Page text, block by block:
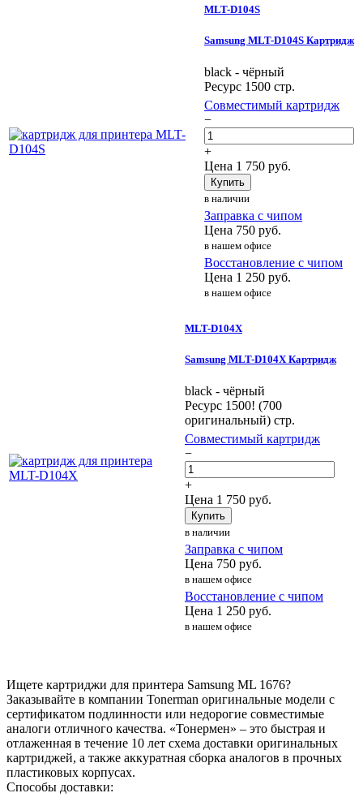
MLT-D104S
Samsung MLT-D104S Картридж
black - чёрный
Ресурс 1500 стр.
Совместимый картридж
−
+
Цена 1 750 руб.
Купить
в наличии
Заправка с чипом
Цена 750 руб.
в нашем офисе
Восстановление с чипом
Цена 1 250 руб.
в нашем офисе
MLT-D104X
Samsung MLT-D104X Картридж
black - чёрный
Ресурс 1500! (700
оригинальный) стр.
Совместимый картридж
−
+
Цена 1 750 руб.
Купить
в наличии
Заправка с чипом
Цена 750 руб.
в нашем офисе
Восстановление с чипом
Цена 1 250 руб.
в нашем офисе
Ищете картриджи для принтера Samsung ML 1676?
Заказывайте в компании Tonerman оригинальные модели с
сертификатом подлинности или недорогие совместимые
аналоги отличного качества. «Тонермен» – это быстрая и
отлаженная в течение 10 лет схема доставки оригинальных
картриджей, а также аккуратная сборка аналогов в прочных
пластиковых корпусах.
Способы доставки: